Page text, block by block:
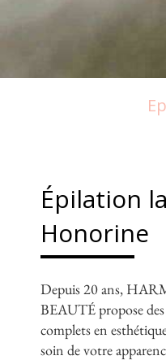
Épilation
Honorine
Depuis 20 ans,
BEAUTÉ propose
complets en
soin de votre